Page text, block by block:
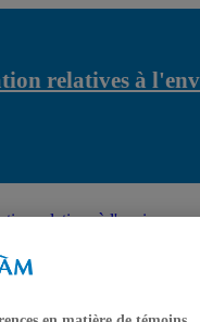
relatives à
relatives à
relatives à